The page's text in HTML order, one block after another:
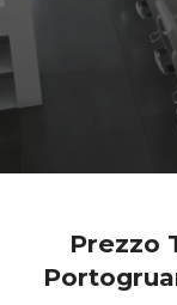
Prezzo